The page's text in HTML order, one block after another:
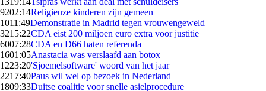
9202:14Religieuze kinderen zijn gemeen
1011:49Demonstratie in Madrid tegen vrouwengeweld
3215:22CDA eist 200 miljoen euro extra voor justitie
6007:28CDA en D66 haten referenda
1601:05Anastacia was verslaafd aan botox
1223:20'Sjoemelsoftware' woord van het jaar
2217:40Paus wil wel op bezoek in Nederland
1809:33Duitse coalitie voor snelle asielprocedure